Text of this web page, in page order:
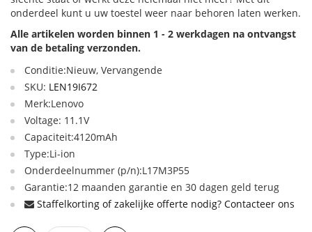
onderdeel kunt u uw toestel weer naar behoren laten werken.
Alle artikelen worden binnen 1 - 2 werkdagen na ontvangst
van de betaling verzonden.
Conditie:Nieuw, Vervangende
SKU: LEN19I672
Merk:Lenovo
Voltage: 11.1V
Capaciteit:4120mAh
Type:Li-ion
Onderdeelnummer (p/n):L17M3P55
Garantie:12 maanden garantie en 30 dagen geld terug
Staffelkorting of zakelijke offerte nodig? Contacteer ons